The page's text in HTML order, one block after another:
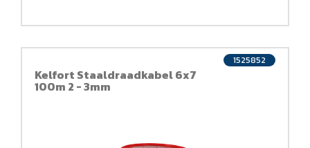
Kelfort Staaldraadkabel 6x7
100m 2 - 3mm
1525852